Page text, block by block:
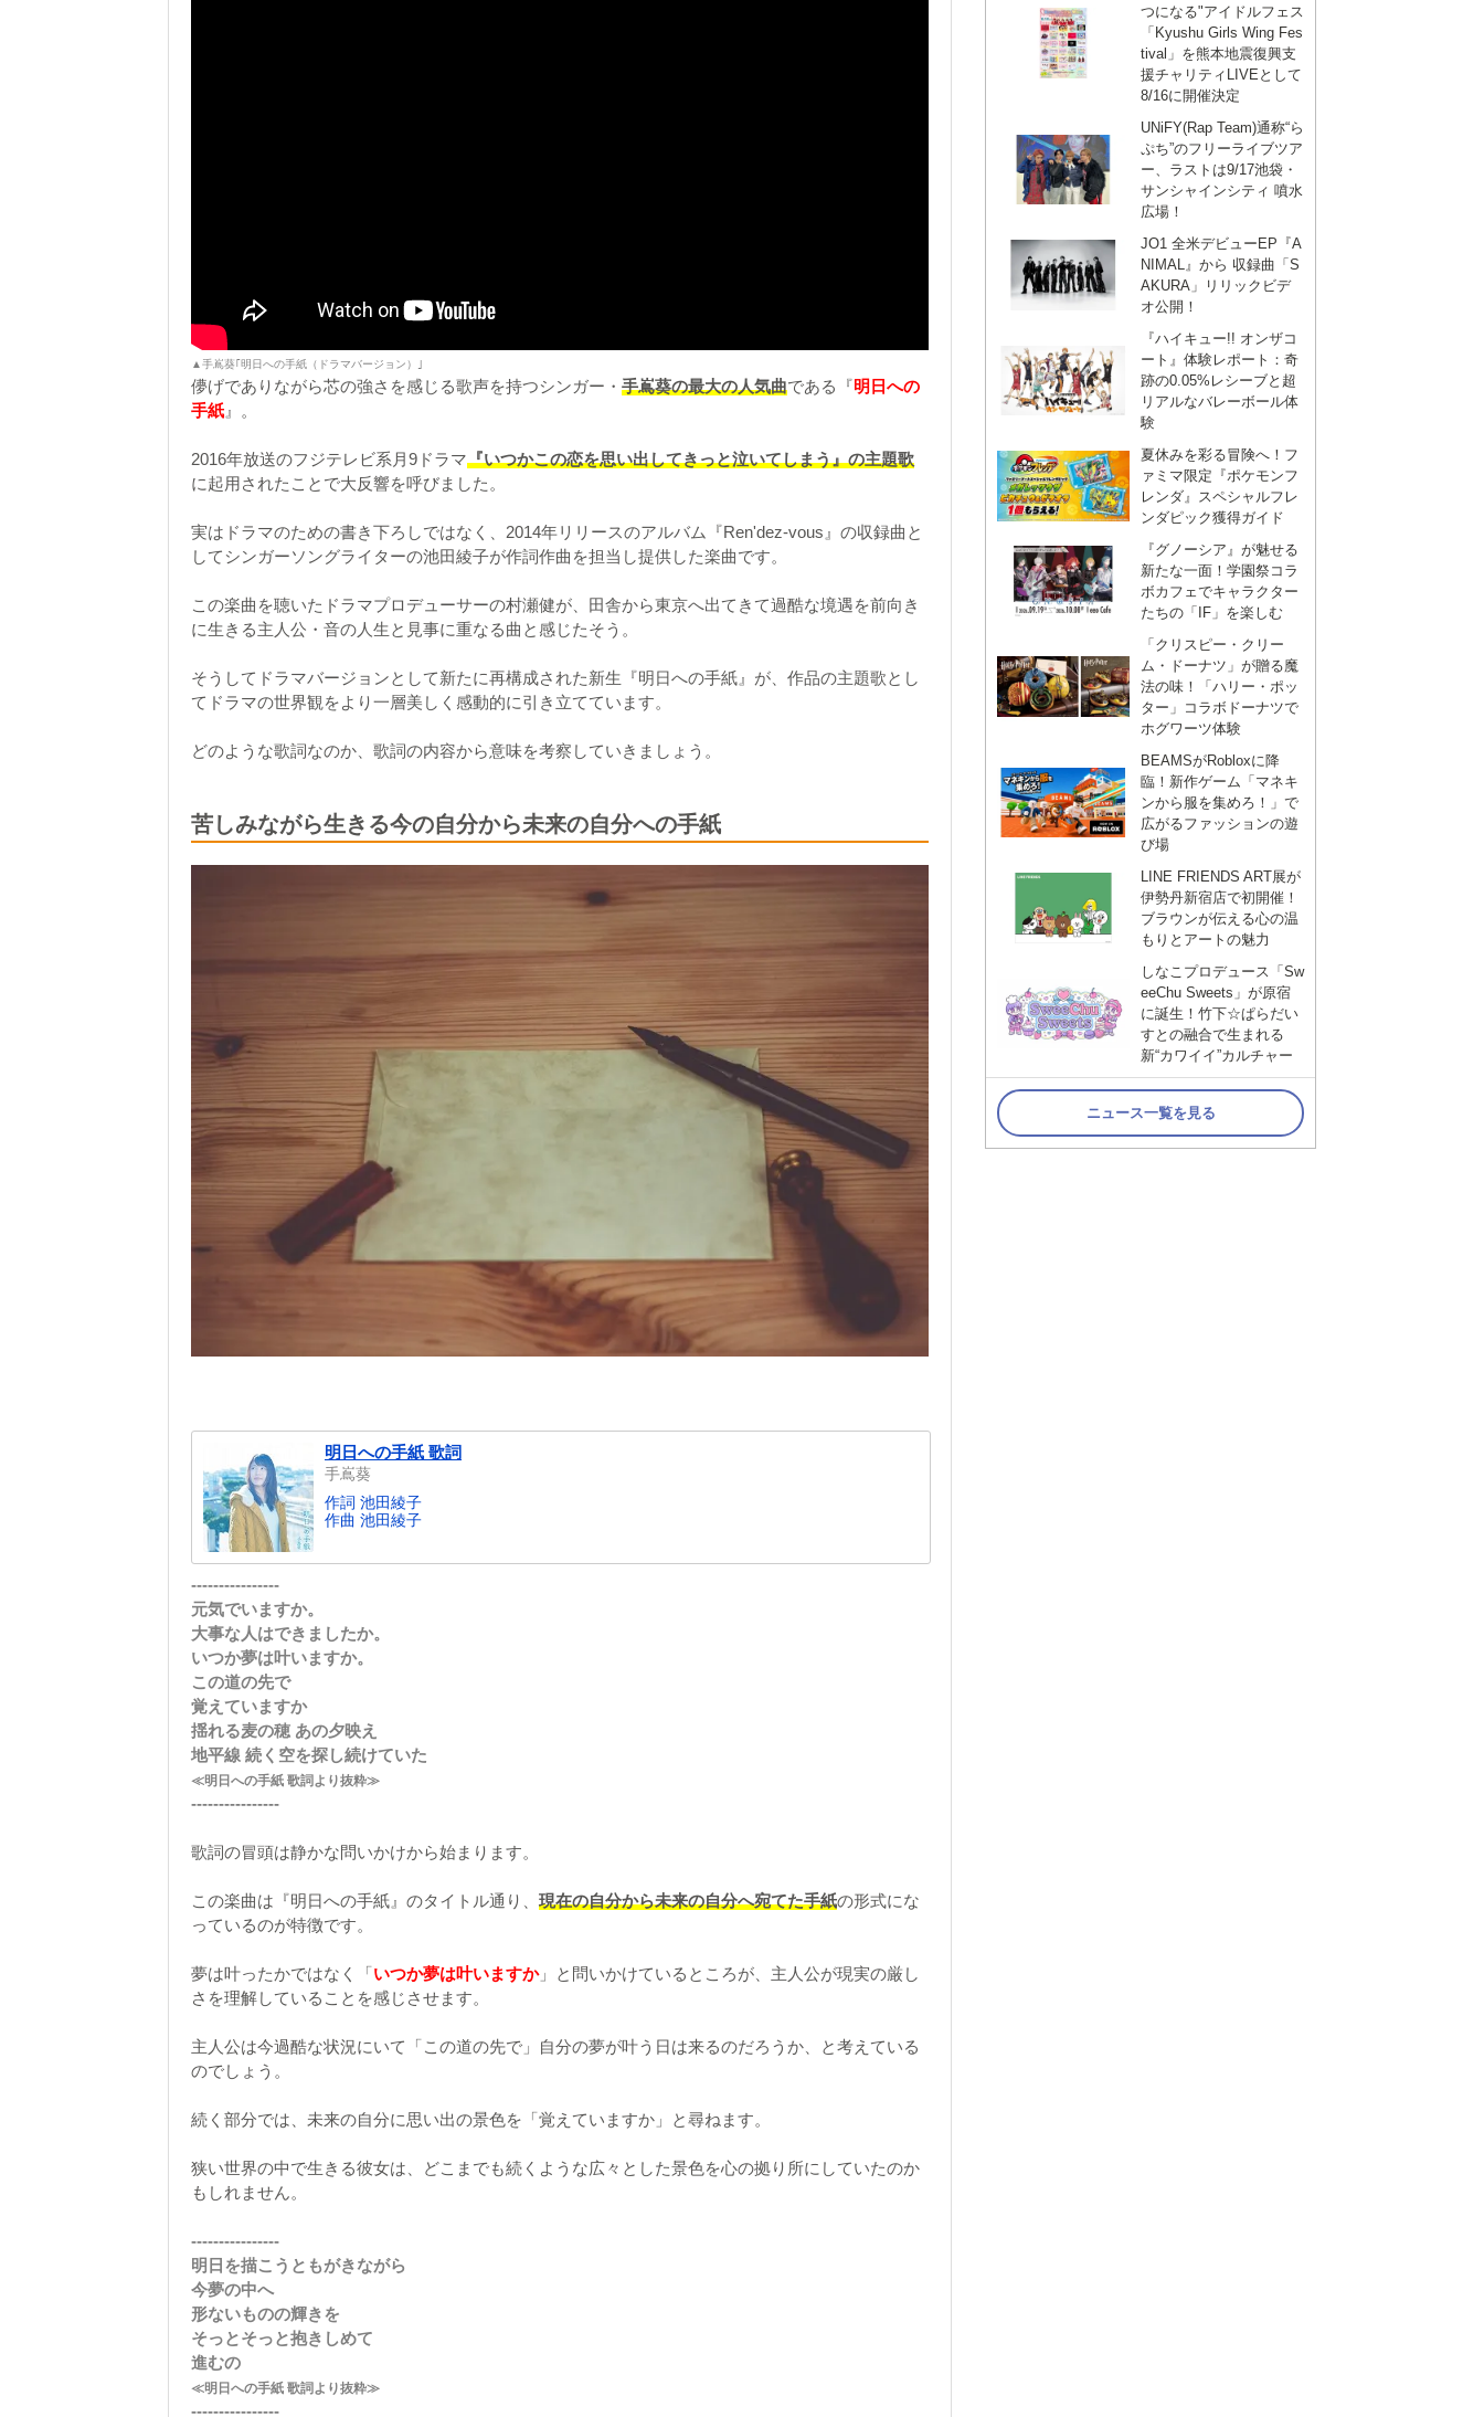
▲手嶌葵｢明日への手紙（ドラマバージョン）｣
儚げでありながら芯の強さを感じる歌声を持つシンガー・ 手嶌葵の最大の人気曲である『明日への
手紙 』。
2016年放送のフジテレビ系月9ドラマ『いつかこの恋を思い出してきっと泣いてしまう』の主題歌
に起用されたことで大反響を呼びました。
実はドラマのための書き下ろしではなく、2014年リリースのアルバム『Ren'dez-vous』の収録曲と
してシンガーソングライターの池田綾子が作詞作曲を担当し提供した楽曲です。
この楽曲を聴いたドラマプロデューサーの村瀬健が、田舎から東京へ出てきて過酷な境遇を前向き
に生きる主人公・音の人生と見事に重なる曲と感じたそう。
そうしてドラマバージョンとして新たに再構成された新生『明日への手紙』が、作品の主題歌とし
てドラマの世界観をより一層美しく感動的に引き立てています。
どのような歌詞なのか、歌詞の内容から意味を考察していきましょう。
苦しみながら生きる今の自分から未来の自分への手紙
明日への手紙 歌詞
手嶌葵
作詞 池田綾子
作曲 池田綾子
----------------
元気でいますか。
大事な人はできましたか。
いつか夢は叶いますか。
この道の先で
覚えていますか
揺れる麦の穂 あの夕映え
地平線 続く空を探し続けていた
≪明日への手紙 歌詞より抜粋≫
----------------
歌詞の冒頭は静かな問いかけから始まります。
この楽曲は『明日への手紙』のタイトル通り、 現在の自分から未来の自分へ宛てた手紙の形式にな
っているのが特徴です。
夢は叶ったかではなく「いつか夢は叶いますか」と問いかけているところが、主人公が現実の厳し
さを理解していることを感じさせます。
主人公は今過酷な状況にいて「この道の先で」自分の夢が叶う日は来るのだろうか、と考えている
のでしょう。
続く部分では、未来の自分に思い出の景色を「覚えていますか」と尋ねます。
狭い世界の中で生きる彼女は、どこまでも続くような広々とした景色を心の拠り所にしていたのか
もしれません。
----------------
明日を描こうともがきながら
今夢の中へ
形ないものの輝きを
そっとそっと抱きしめて
進むの
≪明日への手紙 歌詞より抜粋≫
----------------
つになる"アイドルフェス
「Kyushu Girls Wing Fes
tival」を熊本地震復興支
援チャリティLIVEとして
8/16に開催決定
UNiFY(Rap Team)通称“ら
ぷち”のフリーライブツア
ー、ラストは9/17池袋・
サンシャインシティ 噴水
広場！
JO1 全米デビューEP『A
NIMAL』から 収録曲「S
AKURA」リリックビデ
オ公開！
『ハイキュー!! オンザコ
ート』体験レポート：奇
跡の0.05%レシーブと超
リアルなバレーボール体
験
夏休みを彩る冒険へ！フ
ァミマ限定『ポケモンフ
レンダ』スペシャルフレ
ンダピック獲得ガイド
『グノーシア』が魅せる
新たな一面！学園祭コラ
ボカフェでキャラクター
たちの「IF」を楽しむ
「クリスピー・クリー
ム・ドーナツ」が贈る魔
法の味！「ハリー・ポッ
ター」コラボドーナツで
ホグワーツ体験
BEAMSがRobloxに降
臨！新作ゲーム「マネキ
ンから服を集めろ！」で
広がるファッションの遊
び場
LINE FRIENDS ART展が
伊勢丹新宿店で初開催！
ブラウンが伝える心の温
もりとアートの魅力
しなこプロデュース「Sw
eeChu Sweets」が原宿
に誕生！竹下☆ぱらだい
すとの融合で生まれる
新“カワイイ”カルチャー
ニュース一覧を見る